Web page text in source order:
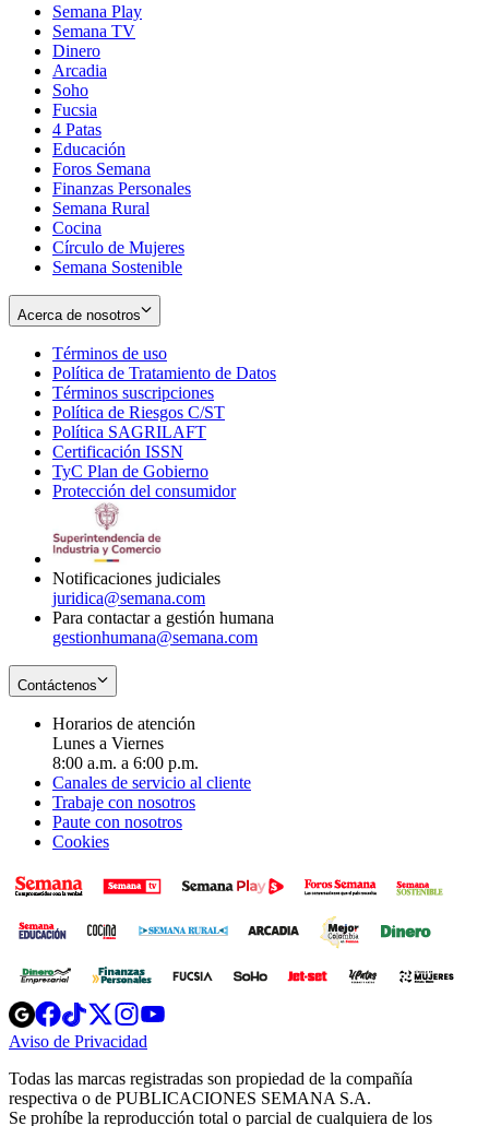
Semana Play
Semana TV
Dinero
Arcadia
Soho
in
new
window
Fucsia
in
new
window
4 Patas
Educación
Foros Semana
Finanzas Personales
Semana Rural
Cocina
Círculo de Mujeres
Semana Sostenible
Acerca de nosotros
Términos de uso
in
new
window
Política de Tratamiento de Datos
Términos suscripciones
in
Política de Riesgos C/ST
Política SAGRILAFT
new
window
Certificación ISSN
in
new
TyC Plan de Gobierno
in
Protección del consumidorOpens
Notificaciones judiciales
juridica@semana.com
Para contactar a gestión humana
gestionhumana@semana.com
Contáctenos
Horarios de atención
Lunes a Viernes
8:00 a.m. a 6:00 p.m.
Canales de servicio al cliente
Trabaje con nosotros
Paute con nosotros
Cookies
Opens
in
new
Opens
in
new
Opens
in
new
window
Opens
new
windowwindow
Aviso de Privacidad
new
window
Todas las marcas registradas son propiedad de la compañía
respectiva o de PUBLICACIONES SEMANA S.A.
Se prohíbe la reproducción total o parcial de cualquiera de los